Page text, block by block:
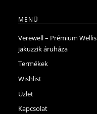
MENÜ
Verewell – Prémium Wellis
jakuzzik áruháza
Termékek
Wishlist
Üzlet
Kapcsolat